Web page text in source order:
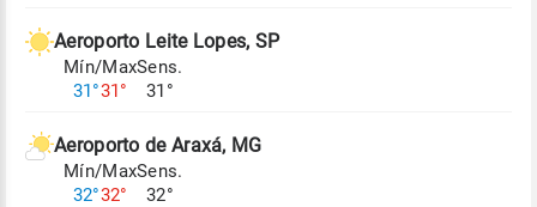
Aeroporto Leite Lopes, SP
Mín/Max
31°31°
Sens.
31°
Aeroporto de Araxá, MG
Mín/Max
32°32°
Sens.
32°